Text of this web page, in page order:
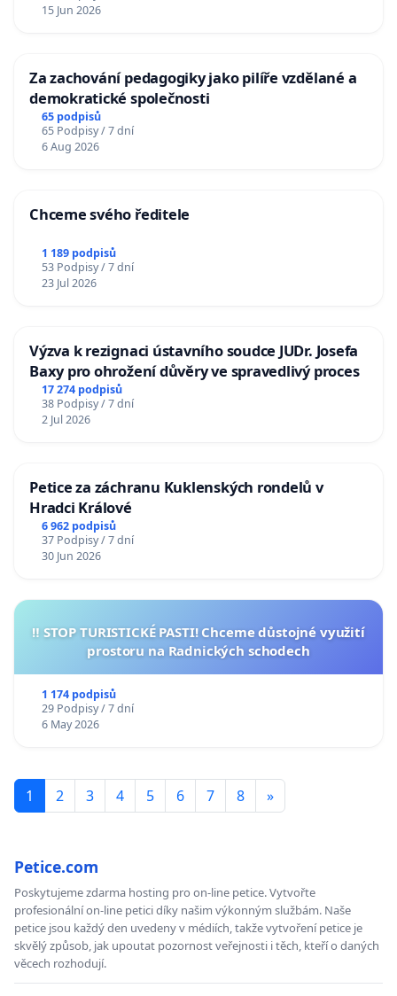
15 Jun 2026
Za zachování pedagogiky jako pilíře vzdělané a
demokratické společnosti
65 podpisů
65 Podpisy / 7 dní
6 Aug 2026
Chceme svého ředitele
1 189 podpisů
53 Podpisy / 7 dní
23 Jul 2026
Výzva k rezignaci ústavního soudce JUDr. Josefa
Baxy pro ohrožení důvěry ve spravedlivý proces
17 274 podpisů
38 Podpisy / 7 dní
2 Jul 2026
Petice za záchranu Kuklenských rondelů v
Hradci Králové
6 962 podpisů
37 Podpisy / 7 dní
30 Jun 2026
‼️ STOP TURISTICKÉ PASTI! Chceme důstojné využití
prostoru na Radnických schodech
1 174 podpisů
29 Podpisy / 7 dní
6 May 2026
1 2 3 4 5 6 7 8 »
Petice.com
Poskytujeme zdarma hosting pro on-line petice. Vytvořte
profesionální on-line petici díky našim výkonným službám. Naše
petice jsou každý den uvedeny v médiích, takže vytvoření petice je
skvělý způsob, jak upoutat pozornost veřejnosti i těch, kteří o daných
věcech rozhodují.